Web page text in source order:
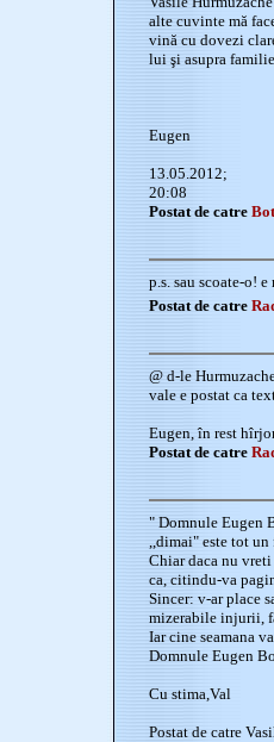
alte cuvinte mă
vină cu dovezi
lui şi asupra
Eugen
13.05.2012;
20:08
Postat de catre
p.s. sau scoate-o!
Postat de catre
@ d-le
vale e postat ca
Eugen, în rest
Postat de catre
" Domnule Eugen
,,dimai" este tot un
Chiar daca nu
ca, citindu-va
Sincer: v-ar place
mizerabile injurii,
Iar cine seamana
Domnule Eugen
Cu stima,Val
Postat de catre